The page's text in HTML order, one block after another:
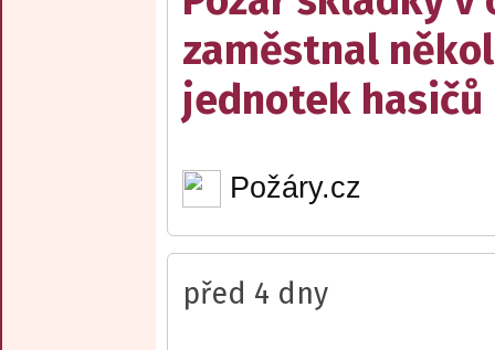
zaměstnal
jednotek hasičů
Požáry.cz
před 4 dny